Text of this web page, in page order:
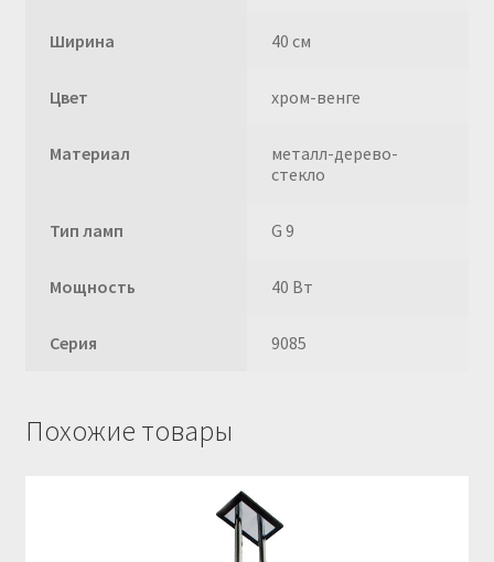
Ширина 40 см
Цвет хром-венге
Материал
металл-дерево-
стекло
Тип ламп G 9
Мощность 40 Вт
Серия 9085
Похожие товары